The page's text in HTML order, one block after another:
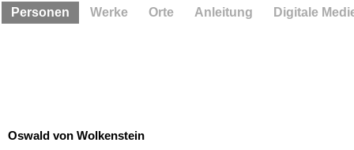
Oswald von Wolkenstein
Personen Werke Orte Anleitung Digitale